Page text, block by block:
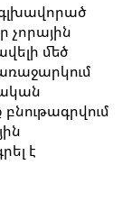
չորային
մեծ
է